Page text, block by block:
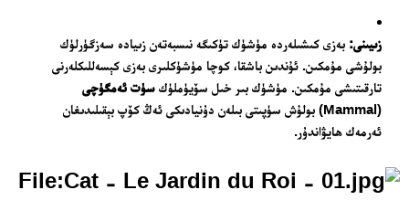
زىيىنى: بەزى كىشىلەردە مۈشۈك تۈكىگە نىسبەتەن زىيادە سەزگۈرلۈك
بولۇشى مۇمكىن. ئۇندىن باشقا، كوچا مۈشۈكلىرى بەزى كېسەللىكلەرنى
تارقىتىشى مۇمكىن. مۈشۈك بىر خىل سۆيۈملۈك سۈت ئەمگۈچى
(Mammal) بولۇش سۈپىتى بىلەن دۇنيادىكى ئەڭ كۆپ بېقىلىدىغان
ئەرمەك ھايۋاندۇر.